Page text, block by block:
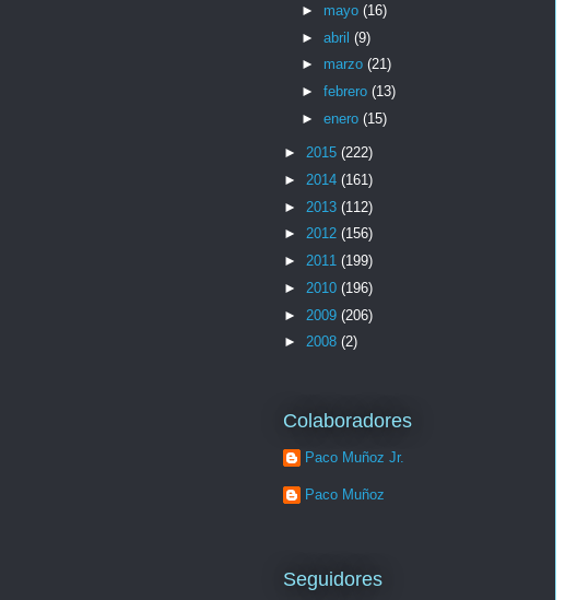
► mayo (16)
► abril (9)
► marzo (21)
► febrero (13)
► enero (15)
► 2015 (222)
► 2014 (161)
► 2013 (112)
► 2012 (156)
► 2011 (199)
► 2010 (196)
► 2009 (206)
► 2008 (2)
Colaboradores
Paco Muñoz Jr.
Paco Muñoz
Seguidores